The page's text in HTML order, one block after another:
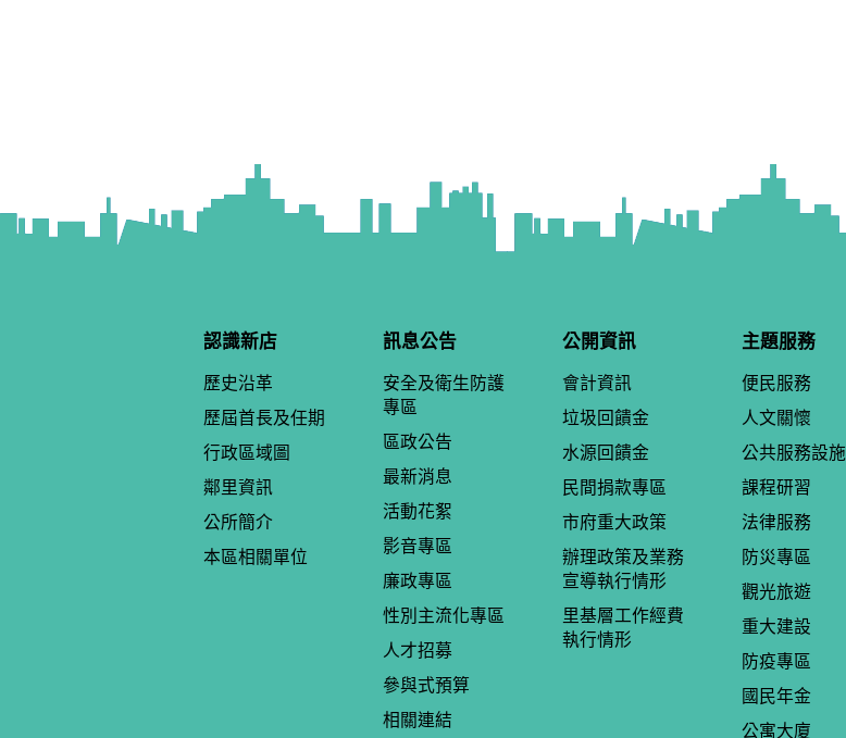
認識新店
歷史沿革
歷屆首長及任期
行政區域圖
鄰里資訊
公所簡介
本區相關單位
訊息公告
安全及衛生防護
專區
區政公告
最新消息
活動花絮
影音專區
廉政專區
性別主流化專區
人才招募
參與式預算
相關連結
公開資訊
會計資訊
垃圾回饋金
水源回饋金
民間捐款專區
市府重大政策
辦理政策及業務
宣導執行情形
里基層工作經費
執行情形
主題服務
便民服務
人文關懷
公共服務設施
課程研習
法律服務
防災專區
觀光旅遊
重大建設
防疫專區
國民年金
公寓大廈